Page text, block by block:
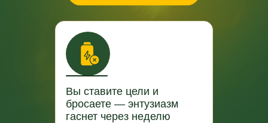
Вы ставите цели и
бросаете — энтузиазм
гаснет через неделю